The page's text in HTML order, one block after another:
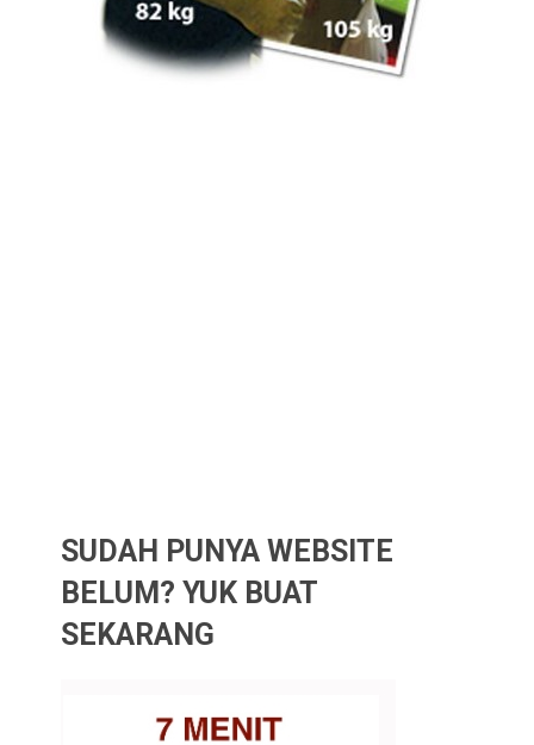
SUDAH PUNYA WEBSITE
BELUM? YUK BUAT
SEKARANG